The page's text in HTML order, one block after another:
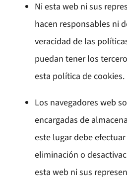
Ni esta web ni sus
hacen responsables ni
veracidad de las
puedan tener los
esta política de cookies.
Los navegadores web
encargadas de
este lugar debe
eliminación o
esta web ni sus